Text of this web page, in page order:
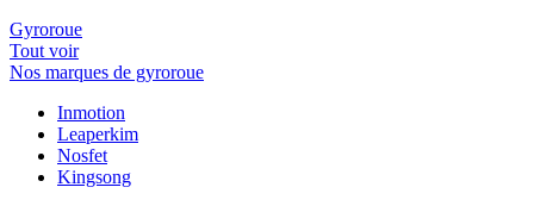
Gyroroue
Tout voir
Nos marques de gyroroue
Inmotion
Leaperkim
Nosfet
Kingsong